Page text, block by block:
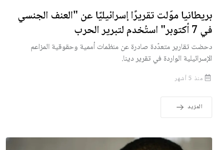
بريطانيا موّلت تقريرًا إسرائيليًا عن "العنف الجنسي
في 7 أكتوبر" استُخدم لتبرير الحرب
دحضت تقارير متعدّدة صادرة عن منظمات أممية وحقوقية المزاعم
الإسرائيلية الواردة في تقرير دينا.
منذ 5 أشهر
المزيد